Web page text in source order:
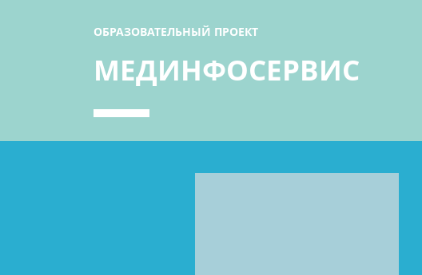
ОБРАЗОВАТЕЛЬНЫЙ ПРОЕКТ
МЕДИНФОСЕРВИС